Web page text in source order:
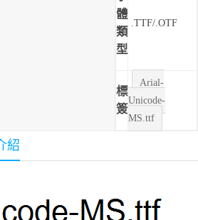
體
類
型
.TTF/.OTF
標
簽
Arial-
Unicode-
MS.ttf
紹